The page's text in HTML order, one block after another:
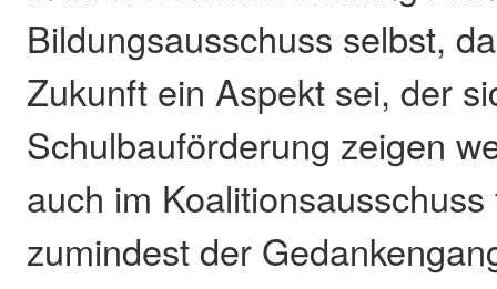
Bildungsausschuss selbst,
Zukunft ein Aspekt sei, der
Schulbauförderung zeigen
auch im
zumindest der